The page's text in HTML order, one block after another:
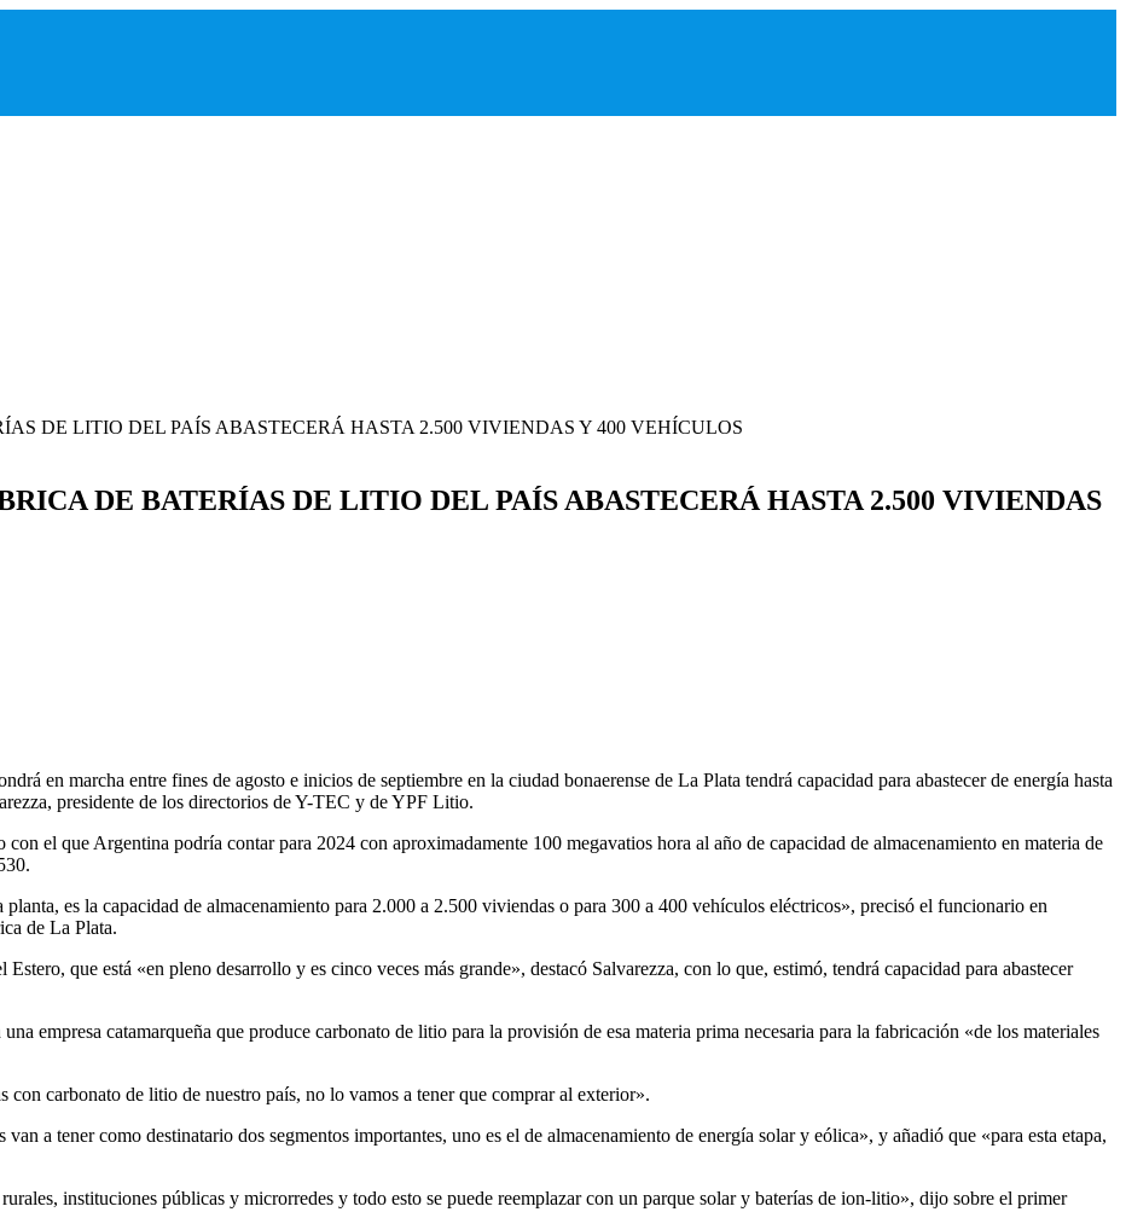
DE BATERÍAS DE LITIO DEL PAÍS ABASTECERÁ HASTA 2.500 VIVIENDAS
en marcha entre fines de agosto e inicios de septiembre en la ciudad bonaerense de La Plata tendrá capacidad para abastecer de energía hasta
presidente de los directorios de Y-TEC y de YPF Litio.
el que Argentina podría contar para 2024 con aproximadamente 100 megavatios hora al año de capacidad de almacenamiento en materia de
es la capacidad de almacenamiento para 2.000 a 2.500 viviendas o para 300 a 400 vehículos eléctricos», precisó el funcionario en
de La Plata.
que está «en pleno desarrollo y es cinco veces más grande», destacó Salvarezza, con lo que, estimó, tendrá capacidad para abastecer
empresa catamarqueña que produce carbonato de litio para la provisión de esa materia prima necesaria para la fabricación «de los materiales
con carbonato de litio de nuestro país, no lo vamos a tener que comprar al exterior».
a tener como destinatario dos segmentos importantes, uno es el de almacenamiento de energía solar y eólica», y añadió que «para esta etapa,
instituciones públicas y microrredes y todo esto se puede reemplazar con un parque solar y baterías de ion-litio», dijo sobre el primer